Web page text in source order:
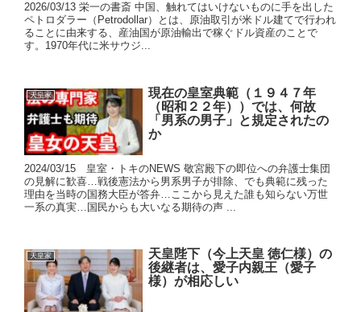
2026/03/13 栄一の書斎 中国、触れてはいけないものに手を出した
ペトロダラー（Petrodollar）とは、原油取引が米ドル建てで行われ
ることに由来する、産油国が原油輸出で稼ぐドル資産のことで
す。1970年代に米サウジ...
天皇家
現在の皇室典範（１９４７年
（昭和２２年））では、何故
「男系の男子」と規定されたの
か
2024/03/15 皇室・トキのNEWS 敬宮殿下の即位への弁護士集団
の見解に歓喜…戦後憲法から男系男子が排除、でも典範に残った
理由を当時の国務大臣が答弁…ここから見えた誰も知らない万世
一系の真実…国民からも大いなる期待の声 ...
天皇家
天皇陛下（今上天皇 徳仁様）の
後継者は、愛子内親王（愛子
様）が相応しい